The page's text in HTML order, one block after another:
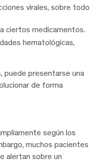
virales, sobre todo
ciertos medicamentos.
hematológicas,
puede presentarse una
de forma
según los
muchos pacientes
alertan sobre un